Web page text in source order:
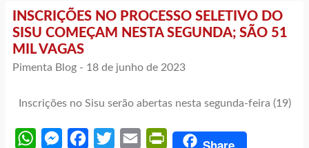
INSCRIÇÕES NO PROCESSO SELETIVO DO
SISU COMEÇAM NESTA SEGUNDA; SÃO 51
MIL VAGAS
Pimenta Blog - 18 de junho de 2023
Inscrições no Sisu serão abertas nesta segunda-feira (19)
WhatsAppMessengerFacebook
Twitter Email PrintFriendly